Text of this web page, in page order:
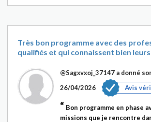
Très bon programme avec des
qualifiés et qui connaissent bien
@Sagxvxoj_37147 a donné
26/04/2026
Avis
Bon programme en phase
missions que je rencontre